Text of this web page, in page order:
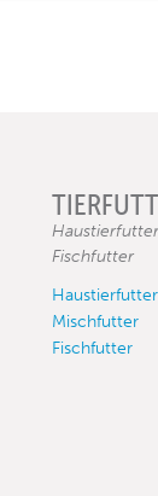
Fischfutter
Haustierfutter
Mischfutter
Fischfutter